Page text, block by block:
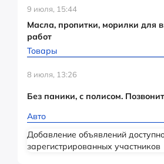
9 июля, 15:44
Масла, пропитки, морилки для
работ
Товары
8 июля, 13:26
Без паники, с полисом.
Авто
Добавление объявлений
зарегистрированных участников